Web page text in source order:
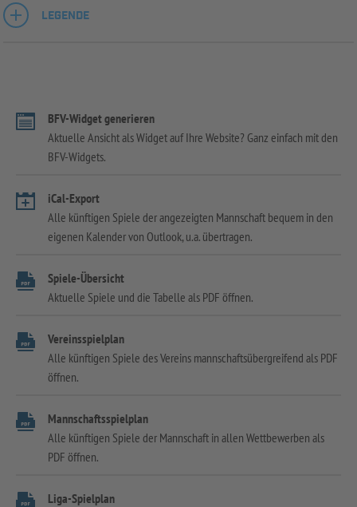
LEGENDE
BFV-Widget generieren
Aktuelle Ansicht als Widget auf Ihre Website? Ganz einfach mit den
BFV-Widgets.
iCal-Export
Alle künftigen Spiele der angezeigten Mannschaft bequem in den
eigenen Kalender von Outlook, u.a. übertragen.
Spiele-Übersicht
Aktuelle Spiele und die Tabelle als PDF öffnen.
Vereinsspielplan
Alle künftigen Spiele des Vereins mannschaftsübergreifend als PDF
öffnen.
Mannschaftsspielplan
Alle künftigen Spiele der Mannschaft in allen Wettbewerben als
PDF öffnen.
Liga-Spielplan